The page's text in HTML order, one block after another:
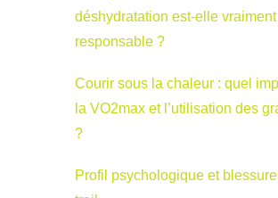
déshydratation est-elle vraiment
responsable ?
Courir sous la chaleur : quel
la VO2max et l’utilisation des
?
Profil psychologique et